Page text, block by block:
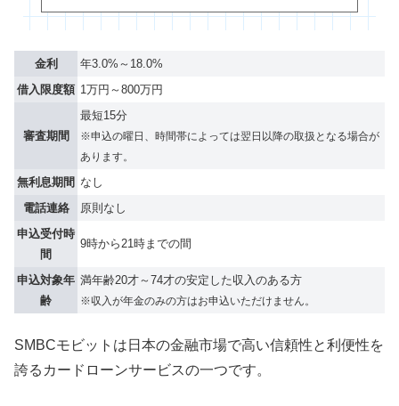
金利
年3.0%～18.0%
借入限度額 1万円～800万円
審査期間
最短15分
※申込の曜日、時間帯によっては翌日以降の取扱となる場合が
あります。
無利息期間 なし
電話連絡
原則なし
申込受付時
間
9時から21時までの間
申込対象年
齢
満年齢20才～74才の安定した収入のある方
※収入が年金のみの方はお申込いただけません。
SMBCモビットは日本の金融市場で高い信頼性と利便性を
誇るカードローンサービスの一つです。